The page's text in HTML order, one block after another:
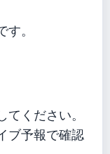
。
ください。
ブ予報で確認